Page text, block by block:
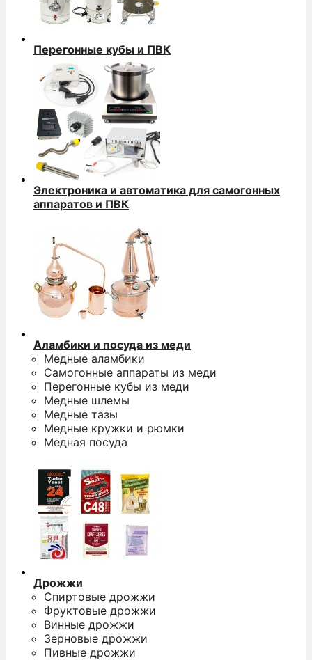
Перегонные кубы и ПВК
Электроника и автоматика для самогонных
аппаратов и ПВК
Аламбики и посуда из меди
Медные аламбики
Самогонные аппараты из меди
Перегонные кубы из меди
Медные шлемы
Медные тазы
Медные кружки и рюмки
Медная посуда
Дрожжи
Спиртовые дрожжи
Фруктовые дрожжи
Винные дрожжи
Зерновые дрожжи
Пивные дрожжи